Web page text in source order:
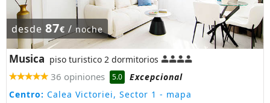
desde 87€ /noche
Musica piso turistico 2 dormitorios
36 opiniones 5.0
Excepcional
Centro: Calea Victoriei, Sector 1 - mapa